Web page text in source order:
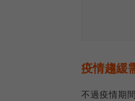
疫情趨緩
不過疫情期